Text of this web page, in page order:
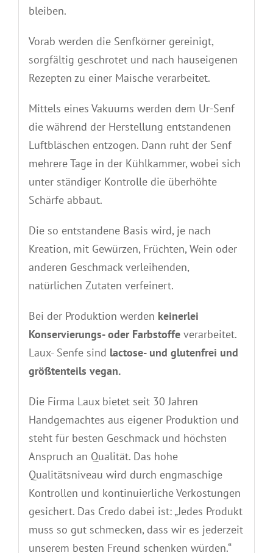
bleiben.
Vorab werden die Senfkörner gereinigt,
sorgfältig geschrotet und nach hauseigenen
Rezepten zu einer Maische verarbeitet.
Mittels eines Vakuums werden dem Ur-Senf
die während der Herstellung entstandenen
Luftbläschen entzogen. Dann ruht der Senf
mehrere Tage in der Kühlkammer, wobei sich
unter ständiger Kontrolle die überhöhte
Schärfe abbaut.
Die so entstandene Basis wird, je nach
Kreation, mit Gewürzen, Früchten, Wein oder
anderen Geschmack verleihenden,
natürlichen Zutaten verfeinert.
Bei der Produktion werden keinerlei
Konservierungs- oder Farbstoffe verarbeitet.
Laux- Senfe sind lactose- und glutenfrei und
größtenteils vegan.
Die Firma Laux bietet seit 30 Jahren
Handgemachtes aus eigener Produktion und
steht für besten Geschmack und höchsten
Anspruch an Qualität. Das hohe
Qualitätsniveau wird durch engmaschige
Kontrollen und kontinuierliche Verkostungen
gesichert. Das Credo dabei ist: „Jedes Produkt
muss so gut schmecken, dass wir es jederzeit
unserem besten Freund schenken würden.“